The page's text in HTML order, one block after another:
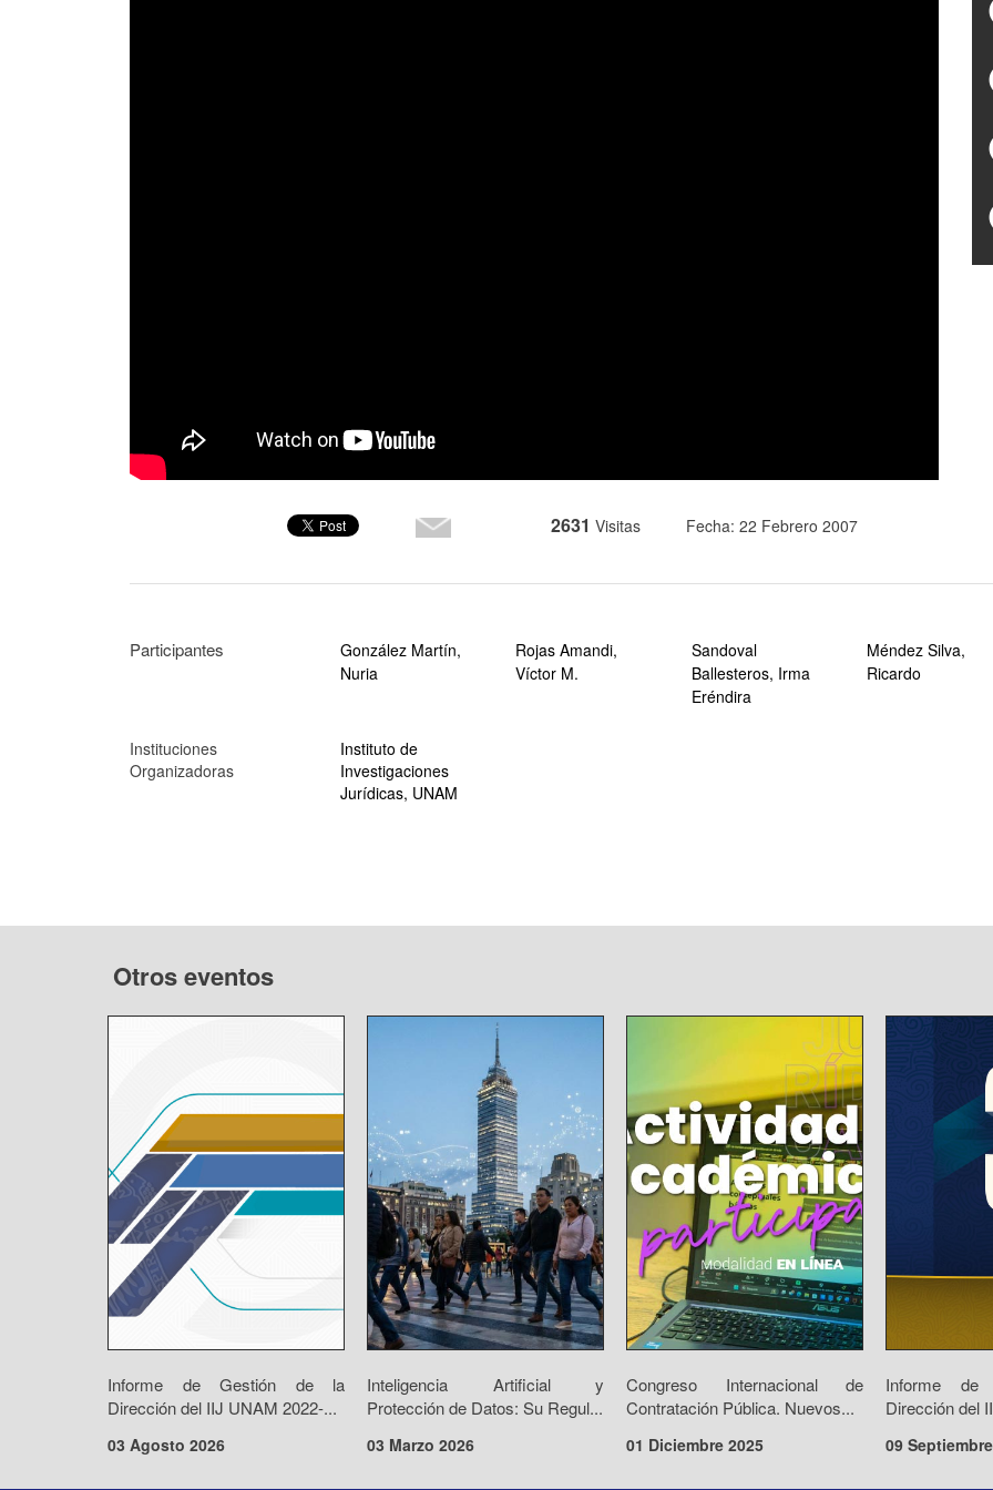
2631 Visitas Fecha: 22 Febrero 2007
Participantes
González Martín,
Nuria
Rojas Amandi,
Víctor M.
Sandoval
Ballesteros, Irma
Eréndira
Méndez Silva,
Ricardo
Instituciones
Organizadoras
Instituto de
Investigaciones
Jurídicas, UNAM
Otros eventos
Informe de Gestión de la
Dirección del IIJ UNAM 2022-...
03 Agosto 2026
Inteligencia Artificial y
Protección de Datos: Su Regul...
03 Marzo 2026
Congreso Internacional de
Contratación Pública. Nuevos...
01 Diciembre 2025
Informe
Dirección del
09